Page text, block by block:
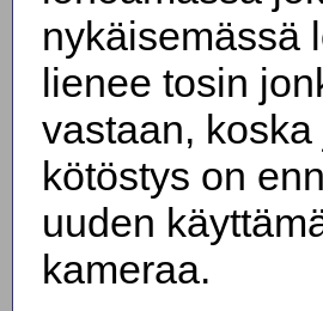
nykäisemässä
lienee tosin
vastaan,
kötöstys on
uuden
kameraa.